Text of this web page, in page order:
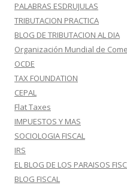
PALABRAS ESDRUJULAS
TRIBUTACION PRACTICA
BLOG DE TRIBUTACION AL DIA
Organización Mundial de
OCDE
TAX FOUNDATION
CEPAL
Flat Taxes
IMPUESTOS Y MAS
SOCIOLOGIA FISCAL
IRS
EL BLOG DE LOS PARAISOS
BLOG FISCAL